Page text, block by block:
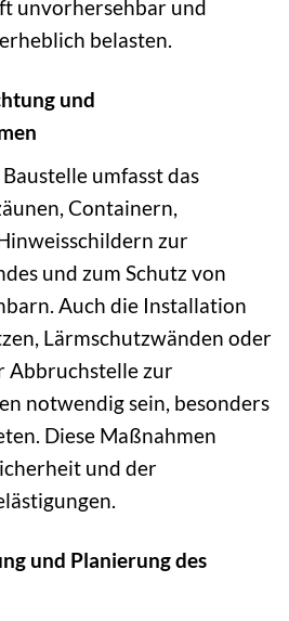
unvorhersehbar und
belasten.
und
umfasst das
Containern,
zur
und zum Schutz von
Auch die Installation
Lärmschutzwänden oder
Abbruchstelle zur
notwendig sein, besonders
Diese Maßnahmen
und der
und Planierung des